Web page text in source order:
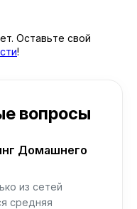
Оставьте свой
!
вопросы
Домашнего
из сетей
средняя